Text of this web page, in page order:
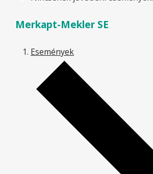
Merkapt-Mekler SE
Események